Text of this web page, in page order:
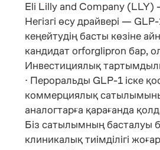
Eli Lilly and Company (LLY)
Негізгі өсу драйвері —
кеңейтудің басты көзіне
кандидат orforglipron бар,
Инвестициялық
· Пероральды GLP-1 іске
коммерциялық
аналогтарға қарағанда
Біз сатылымның басталуы
клиникалық тиімділігі